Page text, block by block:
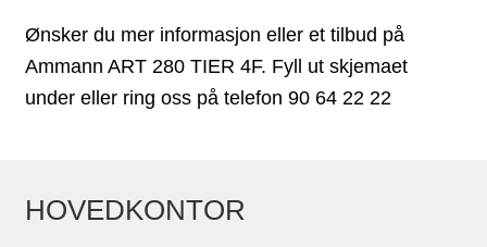
Ønsker du mer informasjon eller et tilbud på
Ammann ART 280 TIER 4F. Fyll ut skjemaet
under eller ring oss på telefon 90 64 22 22
HOVEDKONTOR